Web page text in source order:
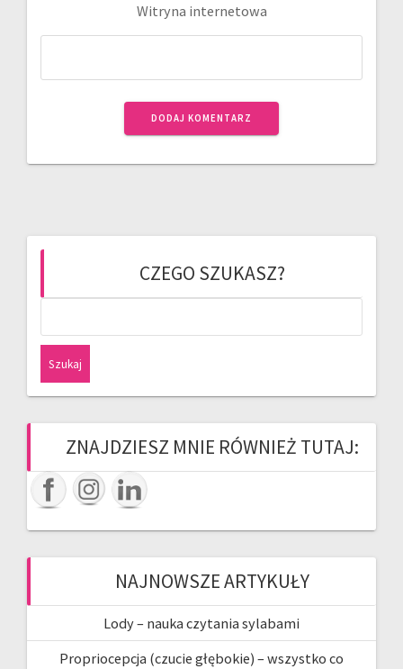
Witryna internetowa
CZEGO SZUKASZ?
ZNAJDZIESZ MNIE RÓWNIEŻ TUTAJ:
NAJNOWSZE ARTYKUŁY
Lody – nauka czytania sylabami
Propriocepcja (czucie głębokie) – wszystko co